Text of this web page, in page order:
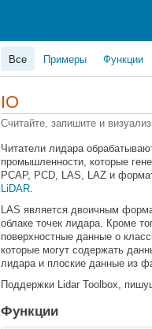
Все Примеры Функции
IO
Считайте, запишите и
Читатели лидара
промышленности, которые
PCAP, PCD, LAS, LAZ и
LiDAR.
LAS является двоичным
облаке точек лидара. Кроме
поверхностные данные о
которые могут содержать
лидара и плоские данные из
Поддержки Lidar Toolbox,
Функции